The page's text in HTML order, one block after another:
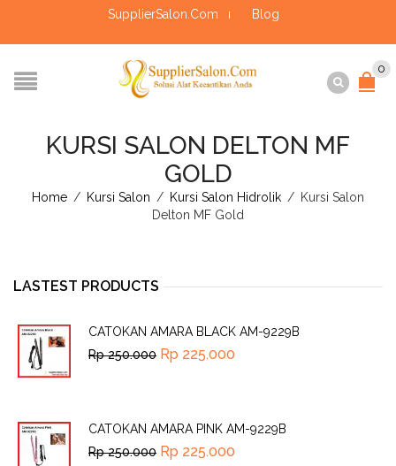
SupplierSalon.Com Blog
0
KURSI SALON DELTON MF
GOLD
Home / Kursi Salon / Kursi Salon Hidrolik / Kursi Salon
Delton MF Gold
LASTEST PRODUCTS
CATOKAN AMARA BLACK AM-9229B
Rp250.000 Rp 225.000
CATOKAN AMARA PINK AM-9229B
Rp250.000 Rp 225.000